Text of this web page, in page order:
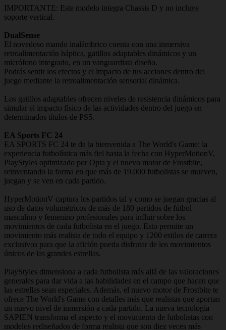
IMPORTANTE: Este modelo integra Chassis D y no incluye
soporte vertical.
DualSense
El novedoso mando inalámbrico cuenta con una inmersiva
retroalimentación háptica, gatillos adaptables dinámicos y un
micrófono integrado, en un vanguardista diseño.
Podrás sentir los efectos y el impacto de tus acciones dentro del
juego mediante la retroalimentación sensorial dinámica.
Los gatillos adaptables ofrecen niveles de resistencia dinámicos para
simular el impacto físico de las actividades dentro del juego en
determinados títulos de PS5.
EA Sports FC 24
EA SPORTS FC 24 te da la bienvenida a The World's Game: la
experiencia futbolística más fiel hasta la fecha con HyperMotionV,
PlayStyles optimizado por Opta y el nuevo motor de Frostbite,
reinventando la forma en que más de 19.000 futbolistas se mueven,
juegan y se ven en cada partido.
HyperMotionV captura los partidos tal y como se juegan gracias al
uso de datos volumétricos de más de 180 partidos de fútbol
masculino y femenino profesionales para influir sobre los
movimientos de cada futbolista en el juego. Esto permite un
movimiento más realista de todo el equipo y 1200 estilos de carrera
exclusivos para que la afición pueda disfrutar de los movimientos
únicos de las grandes estrellas.
PlayStyles dimensiona a cada futbolista más allá de las valoraciones
generales para dar vida a las habilidades en el campo que hacen que
las estrellas sean especiales. Además, el nuevo motor de Frostbite te
ofrece The World's Game con detalles más que realistas que aportan
un nuevo nivel de inmersión a cada partido. La nueva tecnología
SAPIEN transforma el aspecto y el movimiento de futbolistas con
modelos rediseñados de forma realista que son diez veces más